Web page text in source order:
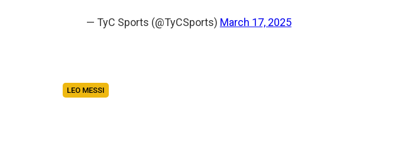
— TyC Sports (@TyCSports) March 17, 2025
LEO MESSI